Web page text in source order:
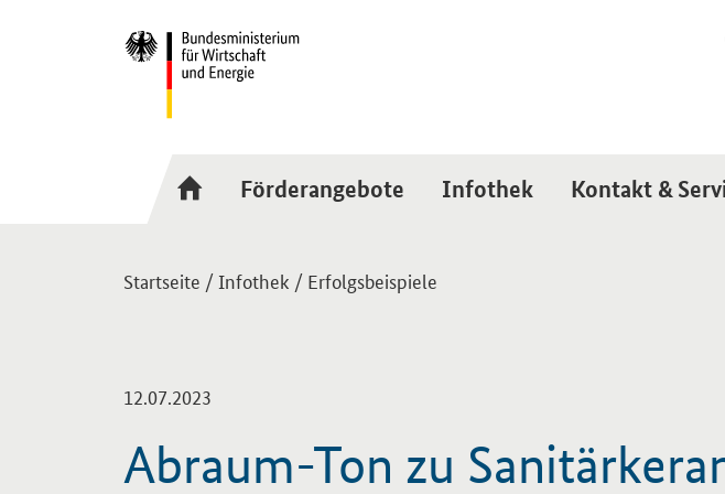
Förderangebote Infothek Kontakt &
Sie sind hier:
Startseite /Infothek / Erfolgsbeispiele
12.07.2023
Abraum-Ton zu